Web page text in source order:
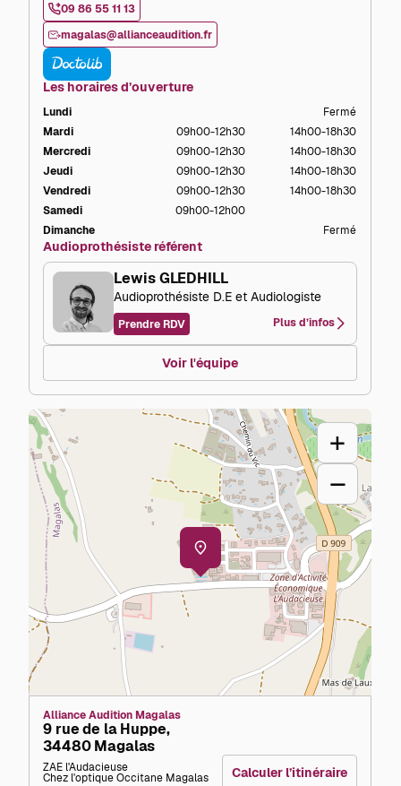
09 86 55 11 13
magalas@allianceaudition.fr
Les horaires d’ouverture
Lundi
Fermé
Mardi
09h00-12h30
14h00-18h30
Mercredi
09h00-12h30
14h00-18h30
Jeudi
09h00-12h30
14h00-18h30
Vendredi
09h00-12h30
14h00-18h30
Samedi
09h00-12h00
Dimanche
Fermé
Audioprothésiste référent
Lewis GLEDHILL
Audioprothésiste D.E et Audiologiste
Prendre RDV Plus d’infos
Voir l'équipe
+
–
Alliance Audition Magalas
9 rue de la Huppe,
34480 Magalas
ZAE l'Audacieuse
Chez l'optique Occitane Magalas Calculer l’itinéraire